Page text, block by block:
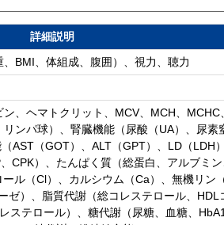
詳細説明
BMI、体組成、腹囲）、視力、聴力
、ヘマトクリット、MCV、MCH、MCHC
ンパ球）、腎臓機能（尿酸（UA）、尿素
AST（GOT）、ALT（GPT）、LD（LDH
CPK）、たんぱく質（総蛋白、アルブミ
ル（Cl）、カルシウム（Ca）、無機リン
）、脂質代謝（総コレステロール、HDL
ステロール）、糖代謝（尿糖、血糖、